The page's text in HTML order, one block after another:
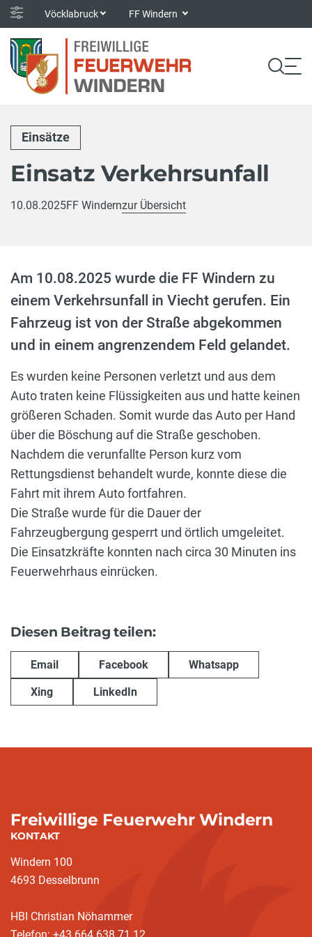
Vöcklabruck FF Windern
Einsätze
Einsatz Verkehrsunfall
10.08.2025FF Windernzur Übersicht
Am 10.08.2025 wurde die FF Windern zu
einem Verkehrsunfall in Viecht gerufen. Ein
Fahrzeug ist von der Straße abgekommen
und in einem angrenzendem Feld gelandet.
Es wurden keine Personen verletzt und aus dem
Auto traten keine Flüssigkeiten aus und hatte keinen
größeren Schaden. Somit wurde das Auto per Hand
über die Böschung auf die Straße geschoben.
Nachdem die verunfallte Person kurz vom
Rettungsdienst behandelt wurde, konnte diese die
Fahrt mit ihrem Auto fortfahren.
Die Straße wurde für die Dauer der
Fahrzeugbergung gesperrt und örtlich umgeleitet.
Die Einsatzkräfte konnten nach circa 30 Minuten ins
Feuerwehrhaus einrücken.
Diesen Beitrag teilen:
Email Facebook Whatsapp
Xing LinkedIn
Freiwillige Feuerwehr Windern
KONTAKT
Windern 100
4693 Desselbrunn
HBI Christian Nöhammer